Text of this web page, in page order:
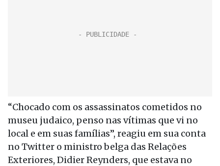
“Chocado com os assassinatos cometidos no
museu judaico, penso nas vítimas que vi no
local e em suas famílias”, reagiu em sua conta
no Twitter o ministro belga das Relações
Exteriores, Didier Reynders, que estava no